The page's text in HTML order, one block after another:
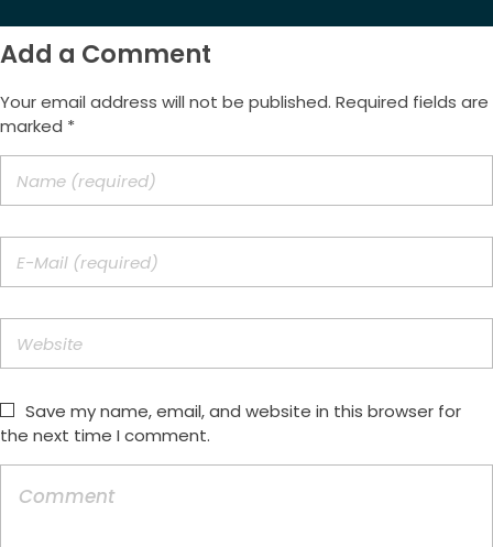
Add a Comment
Your email address will not be published. Required fields are
marked *
Save my name, email, and website in this browser for
the next time I comment.